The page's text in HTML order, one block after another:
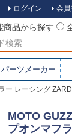
ログイン 会
商品から探す
パーツメーカー
ー レーシング ZARD
MOTO
プオンマフ